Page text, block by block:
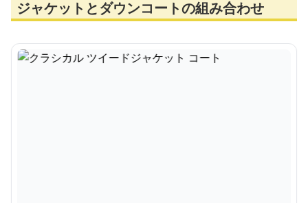
ジャケットとダウンコートの組み合わせ